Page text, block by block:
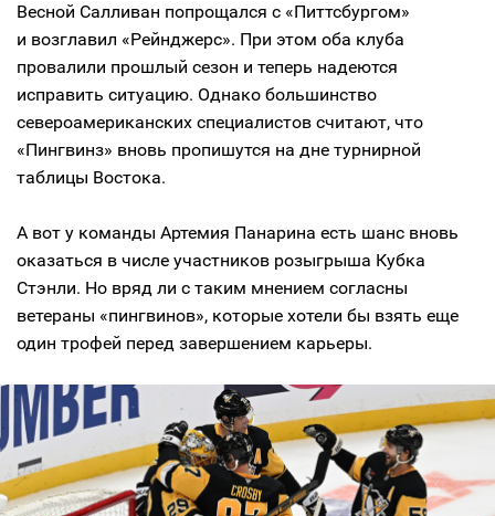
Весной Салливан попрощался с «Питтсбургом»
и возглавил «Рейнджерс». При этом оба клуба
провалили прошлый сезон и теперь надеются
исправить ситуацию. Однако большинство
североамериканских специалистов считают, что
«Пингвинз» вновь пропишутся на дне турнирной
таблицы Востока.
А вот у команды Артемия Панарина есть шанс вновь
оказаться в числе участников розыгрыша Кубка
Стэнли. Но вряд ли с таким мнением согласны
ветераны «пингвинов», которые хотели бы взять еще
один трофей перед завершением карьеры.